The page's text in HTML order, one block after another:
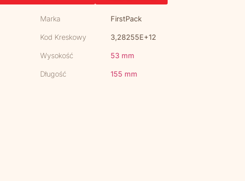
Marka FirstPack
Kod Kreskowy 3,28255E+12
Wysokość 53 mm
Długość 155 mm